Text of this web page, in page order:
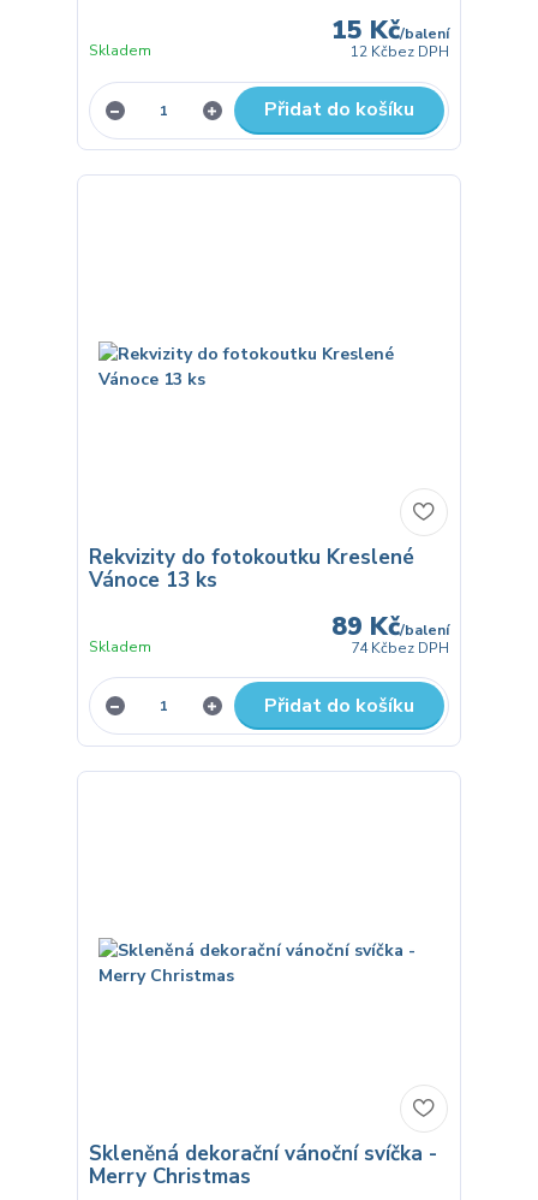
15 Kč/balení
12 Kčbez DPH
Skladem
Přidat do košíku
Rekvizity do fotokoutku Kreslené
Vánoce 13 ks
89 Kč/balení
74 Kčbez DPH
Skladem
Přidat do košíku
Skleněná dekorační vánoční svíčka -
Merry Christmas